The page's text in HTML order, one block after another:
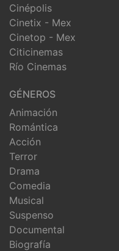
Cinépolis
Cinetix - Mex
Cinetop - Mex
Citicinemas
Río Cinemas
GÉNEROS
Animación
Romántica
Acción
Terror
Drama
Comedia
Musical
Suspenso
Documental
Biografía